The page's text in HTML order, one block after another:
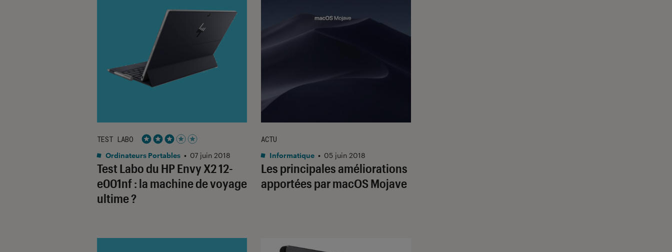
Test Labo du HP Envy X2 12-
e001nf : la machine de voyage
ultime ?
TEST LABO
Noté 3 étoiles sur 5
Ordinateurs Portables • 07 juin 2018
Les principales améliorations
apportées par macOS Mojave
ACTU
Informatique • 05 juin 2018